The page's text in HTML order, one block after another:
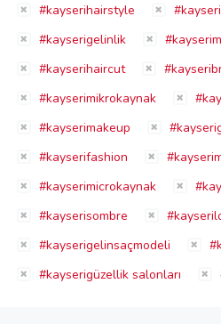
#kayserihairstyle
#kayserigelinlik
#kayserihaircut
#kayserimikrokaynak
#kayserimakeup
#kayserifashion
#kayserimicrokaynak
#kayserisombre
#kayserigelinsaçmodeli
#kayserigüzellik salonları